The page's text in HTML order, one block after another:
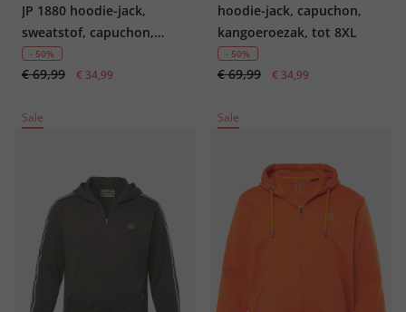
JP 1880 hoodie-jack,
sweatstof, capuchon,
vintage look, tot 8XL
- 50%
€ 69,99 € 34,99
hoodie-jack, capuchon,
kangoeroezak, tot 8XL
- 50%
€ 69,99 € 34,99
Sale Sale